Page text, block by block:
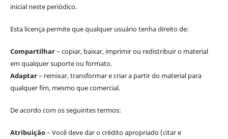
inicial neste periódico.
Esta licença permite que qualquer usuário tenha direito de:
Compartilhar– copiar, baixar, imprimir ou redistribuir o material
em qualquer suporte ou formato.
Adaptar– remixar, transformar e criar a partir do material para
qualquer fim, mesmo que comercial.
De acordo com os seguintes termos:
Atribuição– Você deve dar o crédito apropriado (citar e